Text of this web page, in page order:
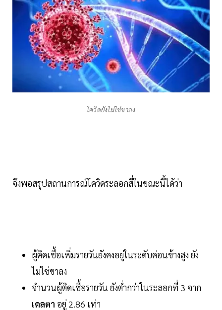
โควิดยังไม่ใช่ขาลง
จึงพอสรุปสถานการณ์โควิดระลอกสี่ในขณะนี้ได้ว่า
ผู้ติดเชื้อเพิ่มรายวันยังคงอยู่ในระดับค่อนข้างสูง ยัง
ไม่ใช่ขาลง
จำนวนผู้ติดเชื้อรายวัน ยังต่ำกว่าในระลอกที่ 3 จาก
เดลตา อยู่ 2.86 เท่า